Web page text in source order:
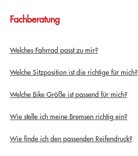
Fachberatung
Welches Fahrrad passt zu mir?
Welche Sitzposition ist die richtige für mich?
Welche Bike Größe ist passend für mich?
Wie stelle ich meine Bremsen richtig ein?
Wie finde ich den passenden Reifendruck?